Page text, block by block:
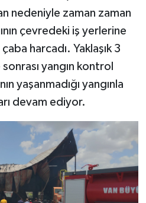
nedeniyle zaman zaman
çevredeki iş yerlerine
harcadı. Yaklaşık 3
yangın kontrol
yaşanmadığı yangınla
devam ediyor.